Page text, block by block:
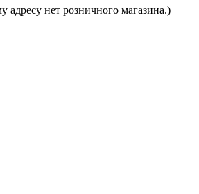
нет розничного магазина.)